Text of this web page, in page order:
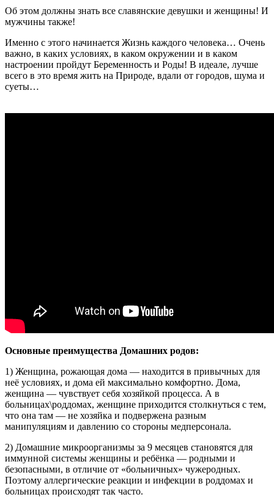
Об этом должны знать все славянские девушки и женщины! И
мужчины также!
Именно с этого начинается Жизнь каждого человека… Очень
важно, в каких условиях, в каком окружении и в каком
настроении пройдут Беременность и Роды! В идеале, лучше
всего в это время жить на Природе, вдали от городов, шума и
суеты…
Основные преимущества Домашних родов:
1) Женщина, рожающая дома — находится в привычных для
неё условиях, и дома ей максимально комфортно. Дома,
женщина — чувствует себя хозяйкой процесса. А в
больницах\роддомах, женщине приходится столкнуться с тем,
что она там — не хозяйка и подвержена разным
манипуляциям и давлению со стороны медперсонала.
2) Домашние микроорганизмы за 9 месяцев становятся для
иммунной системы женщины и ребёнка — родными и
безопасными, в отличие от «больничных» чужеродных.
Поэтому аллергические реакции и инфекции в роддомах и
больницах происходят так часто.